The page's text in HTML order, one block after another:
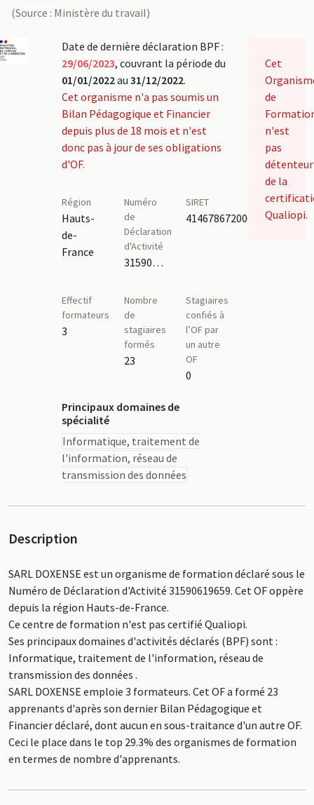
(Source : Ministère du travail)
Date de dernière déclaration BPF :
29/06/2023, couvrant la période du
01/01/2022au 31/12/2022.
Cet organisme n'a pas soumis un
Bilan Pédagogique et Financier
depuis plus de 18 mois et n'est
donc pas à jour de ses obligations
d'OF.
Région
Hauts-
de-
France
Numéro
de
Déclaration
d'Activité
31590619659
SIRET
41467867200075
Effectif
formateurs
3
Nombre
de
stagiaires
formés
23
Stagiaires
confiés à
l’OF par
un autre
OF
0
Principaux domaines de
spécialité
Informatique, traitement de
l'information, réseau de
transmission des données
Cet
de
n'est
pas
détenteur
de la
Qualiopi.
Description
SARL DOXENSE est un organisme de formation déclaré sous le
Numéro de Déclaration d'Activité 31590619659. Cet OF oppère
depuis la région Hauts-de-France.
Ce centre de formation n'est pas certifié Qualiopi.
Ses principaux domaines d'activités déclarés (BPF) sont :
Informatique, traitement de l'information, réseau de
transmission des données .
SARL DOXENSE emploie 3 formateurs. Cet OF a formé 23
apprenants d'après son dernier Bilan Pédagogique et
Financier déclaré, dont aucun en sous-traitance d'un autre OF.
Ceci le place dans le top 29.3% des organismes de formation
en termes de nombre d'apprenants.